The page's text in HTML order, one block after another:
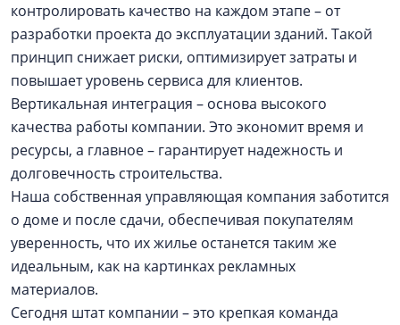
контролировать качество на каждом этапе – от
разработки проекта до эксплуатации зданий. Такой
принцип снижает риски, оптимизирует затраты и
повышает уровень сервиса для клиентов.
Вертикальная интеграция – основа высокого
качества работы компании. Это экономит время и
ресурсы, а главное – гарантирует надежность и
долговечность строительства.
Наша собственная управляющая компания заботится
о доме и после сдачи, обеспечивая покупателям
уверенность, что их жилье останется таким же
идеальным, как на картинках рекламных
материалов.
Сегодня штат компании – это крепкая команда